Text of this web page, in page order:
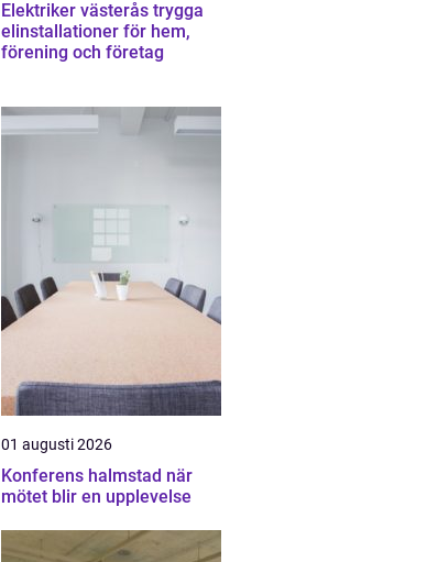
Elektriker västerås trygga
elinstallationer för hem,
förening och företag
01 augusti 2026
Konferens halmstad när
mötet blir en upplevelse